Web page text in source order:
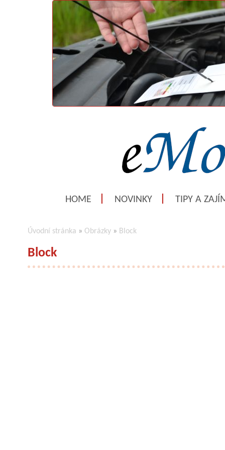
HOME NOVINKY TIPY A
Úvodní stránka » Obrázky » Block
Block